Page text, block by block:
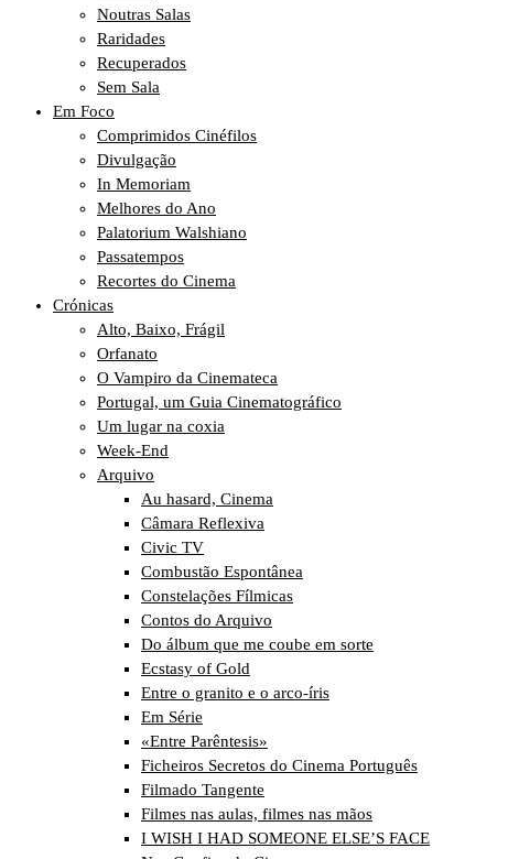
Noutras Salas
Raridades
Recuperados
Sem Sala
Em Foco
Comprimidos Cinéfilos
Divulgação
In Memoriam
Melhores do Ano
Palatorium Walshiano
Passatempos
Recortes do Cinema
Crónicas
Alto, Baixo, Frágil
Orfanato
O Vampiro da Cinemateca
Portugal, um Guia Cinematográfico
Um lugar na coxia
Week-End
Arquivo
Au hasard, Cinema
Câmara Reflexiva
Civic TV
Combustão Espontânea
Constelações Fílmicas
Contos do Arquivo
Do álbum que me coube em sorte
Ecstasy of Gold
Entre o granito e o arco-íris
Em Série
«Entre Parêntesis»
Ficheiros Secretos do Cinema Português
Filmado Tangente
Filmes nas aulas, filmes nas mãos
I WISH I HAD SOMEONE ELSE’S FACE